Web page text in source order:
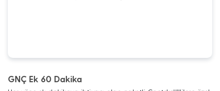
GNÇ Ek 60 Dakika